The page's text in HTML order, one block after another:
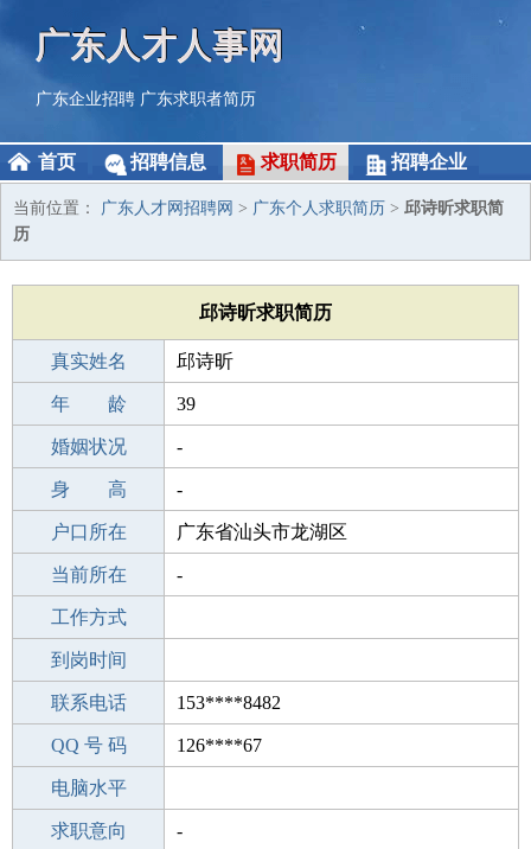
广东人才人事网
广东企业招聘 广东求职者简历
首页 招聘信息 求职简历 招聘企业
当前位置： 广东人才网招聘网 > 广东个人求职简历 > 邱诗昕求职简
历
邱诗昕求职简历
真实姓名 邱诗昕
性 别 女
年 龄 39
出生年月 1987-07-13
婚姻状况 -
学 历 中专
身 高 -
毕业学校 京口区老年大学
户口所在 广东省汕头市龙湖区
所学专业 -
当前所在 -
工作经验
工作方式
驾 照
到岗时间
期望月薪
联系电话 153****8482
手机号码 153****8482
QQ 号 码 126****67
微信号码
电脑水平
外语水平
求职意向 -